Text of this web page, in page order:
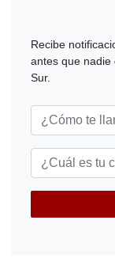
Recibe
antes que nadie
Sur.